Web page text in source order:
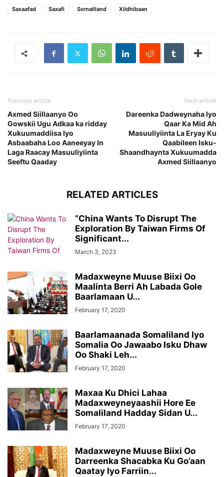
Saxaafad
Saxafi Somaliland Xildhibaan
Previous article
Axmed Siillaanyo Oo
Gowskii Ugu Adkaa ka ridday
Xukuumaddiisa Iyo
Asbaabaha Loo Aaneeyay In
Laga Raacay Masuuliyiinta
Seeftu Qaaday
Next article
Dareenka Dadweynaha Iyo
Qaar Ka Mid Ah
Masuuliyiinta La Eryay Ku
Qaabileen Isku-
Shaandhaynta Xukuumadda
Axmed Siillaanyo
RELATED ARTICLES
“China Wants To Disrupt The
Exploration By Taiwan Firms Of
Significant...
March 3, 2023
Madaxweyne Muuse Biixi Oo
Maalinta Berri Ah Labada Gole
Baarlamaan U...
February 17, 2020
Baarlamaanada Somaliland Iyo
Somalia Oo Jawaabo Isku Dhaw
Oo Shaki Leh...
February 17, 2020
Maxaa Ku Dhici Lahaa
Madaxweyneyaashii Hore Ee
Somaliland Hadday Sidan U...
February 17, 2020
Madaxweyne Muuse Biixi Oo
Darreenka Shacabka Ku Go’aan
Qaatay Iyo Farriin...